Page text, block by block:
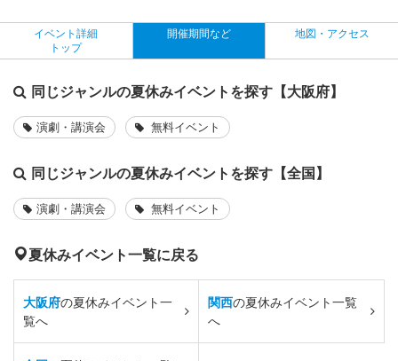
イベント詳細
トップ
開催期間など 地図・アクセス
同じジャンルの夏休みイベントを探す【大阪府】
演劇・講演会 無料イベント
同じジャンルの夏休みイベントを探す【全国】
演劇・講演会 無料イベント
夏休みイベント一覧に戻る
大阪府の夏休みイベント一
覧へ
関西の夏休みイベント一覧
へ